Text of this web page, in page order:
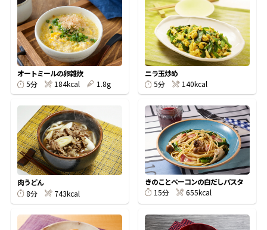
楽チン屋® ストレートつゆ
新鮮一番 『氷熟®』
かつおだしが決め手！簡単茶碗蒸し
オートミールの卵雑炊
5分
184kcal 1.8g
ニラ玉炒め
5分
140kcal
肉うどん
8分
743kcal
きのことベーコンの白だしパスタ
15分
655kcal